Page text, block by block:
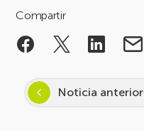
Compartir
Noticia anterior